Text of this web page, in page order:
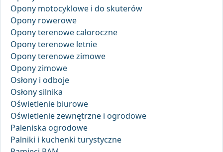
Opony motocyklowe i do skuterów
Opony rowerowe
Opony terenowe całoroczne
Opony terenowe letnie
Opony terenowe zimowe
Opony zimowe
Osłony i odboje
Osłony silnika
Oświetlenie biurowe
Oświetlenie zewnętrzne i ogrodowe
Paleniska ogrodowe
Palniki i kuchenki turystyczne